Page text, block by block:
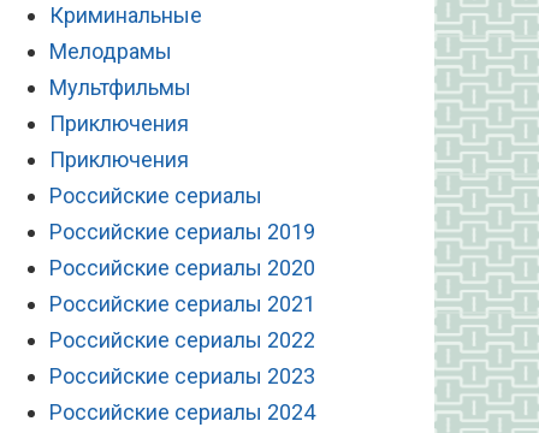
Криминальные
Мелодрамы
Мультфильмы
Приключения
Приключения
Российские сериалы
Российские сериалы 2019
Российские сериалы 2020
Российские сериалы 2021
Российские сериалы 2022
Российские сериалы 2023
Российские сериалы 2024